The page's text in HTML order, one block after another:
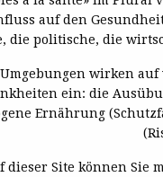
auf den
die politische, die
Umgebungen wirken
ein: die
Ernährung
dieser Site können Sie